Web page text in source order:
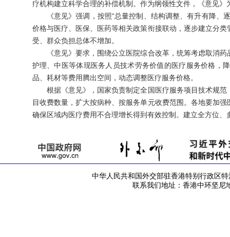
疗机构建立科学合理的补偿机制。作为纲领性文件，《意见
《意见》强调，按照“总量控制、结构调整、有升有降、
价格与医疗、医保、医药等相关政策衔接联动，逐步建立分
受、群众负担总体不增加。
《意见》要求，围绕公立医院综合改革，统筹考虑取消药
护理、中医等体现医务人员技术劳务价值的医疗服务价格，
品、耗材等费用腾出空间，动态调整医疗服务价格。
根据《意见》，国家负责制定全国医疗服务项目技术规范
目收费数量，扩大按病种、按服务单元收费范围。各地要加
确保区域内医疗费用不合理增长得到有效控制。建立全方位
中华人民共和国外交部驻香港特别行政区特
联系我们地址：香港中环坚尼